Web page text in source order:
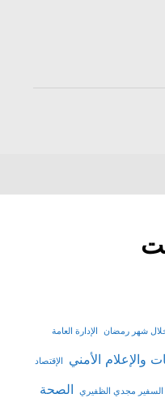
شهر رمضان الإدارة العامة
والإعلام الأمني الإقتصاد
السفير مجدي الظفيري الصحة